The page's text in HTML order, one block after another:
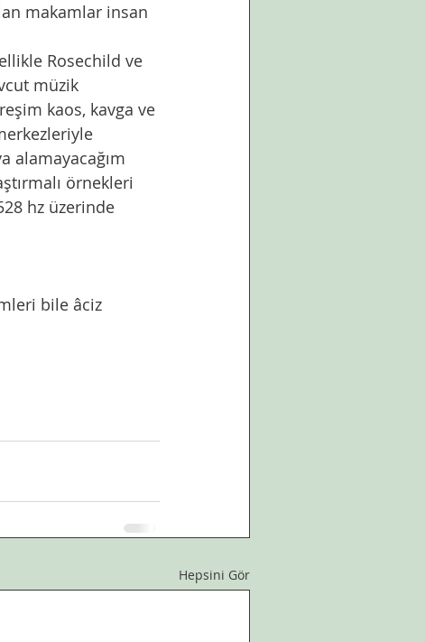
makamlar insan
Rosechild ve
müzik
kaos, kavga ve
alamayacağım
örnekleri
hz üzerinde
bile âciz
Hepsini Gör